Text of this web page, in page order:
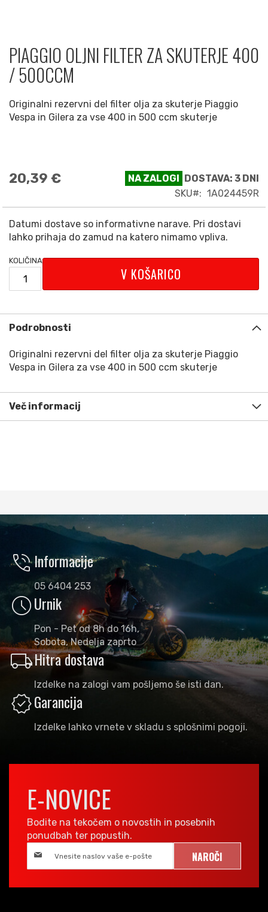
PIAGGIO OLJNI FILTER ZA SKUTERJE 400
/ 500CCM
Originalni rezervni del filter olja za skuterje Piaggio
Vespa in Gilera za vse 400 in 500 ccm skuterje
20,39 € NA ZALOGI DOSTAVA: 3 DNI
SKU
1A024459R
Datumi dostave so informativne narave. Pri dostavi
lahko prihaja do zamud na katero nimamo vpliva.
KOLIČINA
V KOŠARICO
Preskoči
na
začetek
slik
Podrobnosti
Originalni rezervni del filter olja za skuterje Piaggio
Vespa in Gilera za vse 400 in 500 ccm skuterje
Več informacij
phone_in_talkInformacije
05 6404 253
scheduleUrnik
Pon - Pet od 8h do 16h,
Sobota, Nedelja zaprto
local_shippingHitra dostava
Izdelke na zalogi vam pošljemo še isti dan.
verifiedGarancija
Izdelke lahko vrnete v skladu s splošnimi pogoji.
E-NOVICE
Bodite na tekočem o novostih in posebnih
ponudbah ter popustih.
NAROČI